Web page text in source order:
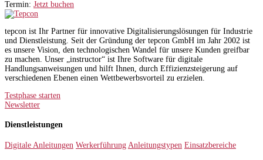
Termin: Jetzt buchen
tepcon ist Ihr Partner für innovative Digitalisierungslösungen für Industrie
und Dienstleistung. Seit der Gründung der tepcon GmbH im Jahr 2002 ist
es unsere Vision, den technologischen Wandel für unsere Kunden greifbar
zu machen. Unser „instructor“ ist Ihre Software für digitale
Handlungsanweisungen und hilft Ihnen, durch Effizienzsteigerung auf
verschiedenen Ebenen einen Wettbewerbsvorteil zu erzielen.
Testphase starten
Newsletter
Dienstleistungen
Digitale Anleitungen Werkerführung Anleitungstypen Einsatzbereiche